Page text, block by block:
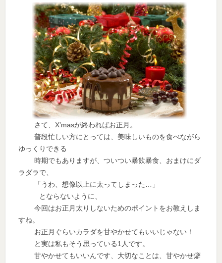
さて、X’masが終わればお正月。
普段忙しい方にとっては、美味しいものを食べながら
ゆっくりできる
時期でもありますが、ついつい暴飲暴食、おまけにダ
ラダラで、
「うわ、想像以上に太ってしまった…」
とならないように、
今回はお正月太りしないためのポイントをお教えしま
すね。
お正月ぐらいカラダを甘やかせてもいいじゃない！
と実は私もそう思っている1人です。
甘やかせてもいいんです、大切なことは、甘やかせ癖